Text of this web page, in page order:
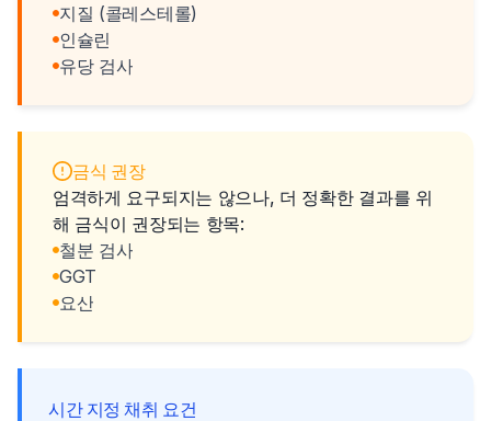
지질 (콜레스테롤)
인슐린
유당 검사
금식 권장
엄격하게 요구되지는 않으나, 더 정확한 결과를 위
해 금식이 권장되는 항목:
철분 검사
GGT
요산
시간 지정 채취 요건